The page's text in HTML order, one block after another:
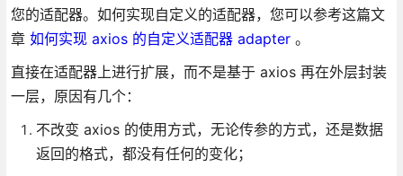
您的适配器。如何实现自定义的适配器，您可以参考这篇文
章 如何实现 axios 的自定义适配器 adapter。
直接在适配器上进行扩展，而不是基于 axios 再在外层封装
一层，原因有几个：
不改变 axios 的使用方式，无论传参的方式，还是数据
返回的格式，都没有任何的变化；